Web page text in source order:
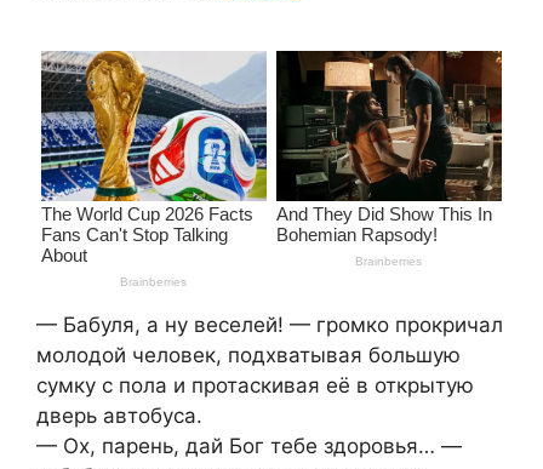
— Бабуля, а ну веселей! — громко прокричал
молодой человек, подхватывая большую
сумку с пола и протаскивая её в открытую
дверь автобуса.
— Ох, парень, дай Бог тебе здоровья… —